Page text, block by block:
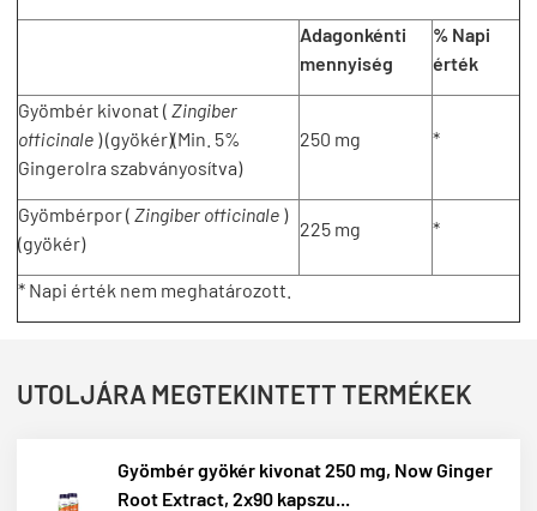
Adagonkénti
mennyiség
% Napi
érték
Gyömbér kivonat ( Zingiber
officinale ) (gyökér)(Min. 5%
Gingerolra szabványosítva)
250 mg *
Gyömbérpor ( Zingiber officinale )
(gyökér)
225 mg *
* Napi érték nem meghatározott.
UTOLJÁRA MEGTEKINTETT TERMÉKEK
Gyömbér gyökér kivonat 250 mg, Now Ginger
Root Extract, 2x90 kapszu...